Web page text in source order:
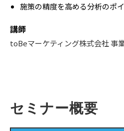
施策の精度を高める分析のポ
講師
toBeマーケティング株式会社 事
セミナー概要